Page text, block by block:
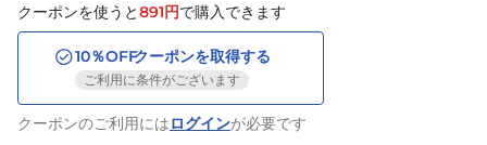
クーポンを使うと891円で購入できます
10％OFFクーポンを取得する
ご利用に条件がございます
クーポンのご利用にはログインが必要です